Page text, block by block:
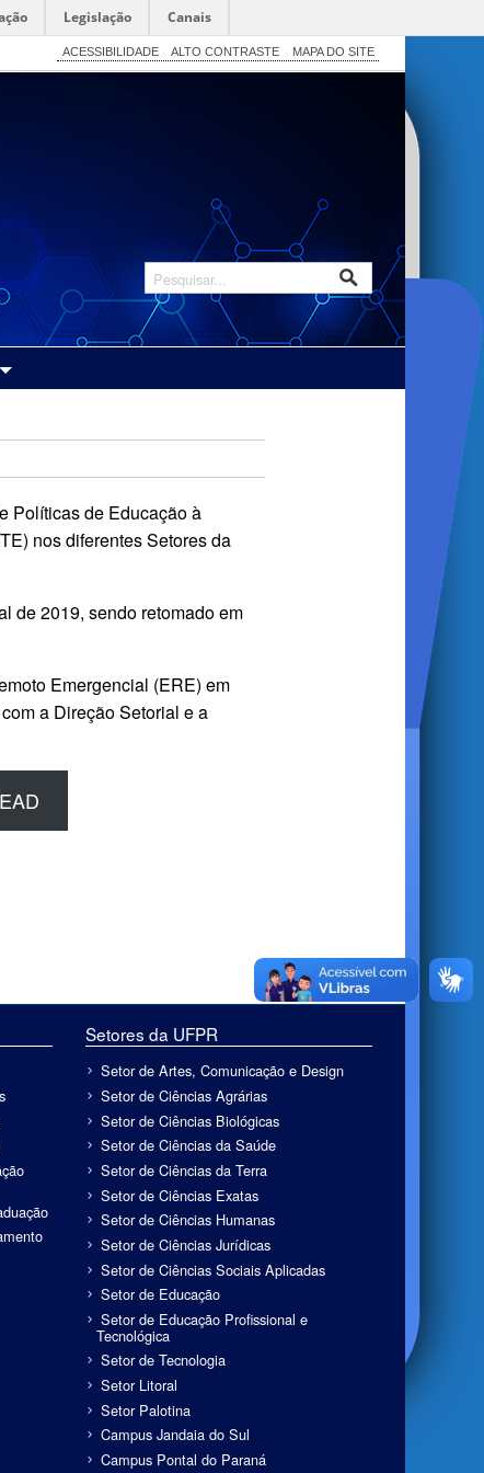
Legislação Canais
ACESSIBILIDADE ALTO CONTRASTE MAPA DO SITE
Políticas de Educação à
nos diferentes Setores da
de 2019, sendo retomado em
Emergencial (ERE) em
a Direção Setorial e a
Setores da UFPR
Setor de Artes, Comunicação e Design
Setor de Ciências Agrárias
Setor de Ciências Biológicas
Setor de Ciências da Saúde
Setor de Ciências da Terra
Setor de Ciências Exatas
Setor de Ciências Humanas
Setor de Ciências Jurídicas
Setor de Ciências Sociais Aplicadas
Setor de Educação
Setor de Educação Profissional e
Tecnológica
Setor de Tecnologia
Setor Litoral
Setor Palotina
Campus Jandaia do Sul
Campus Pontal do Paraná